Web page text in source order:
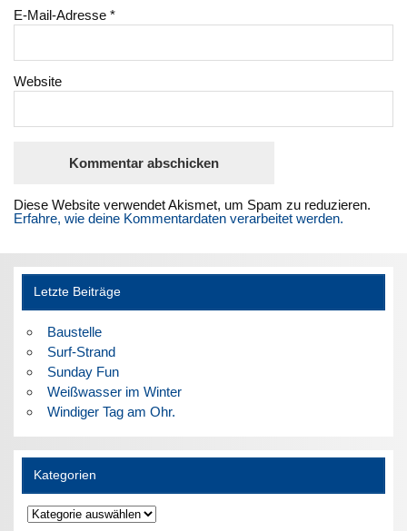
E-Mail-Adresse*
Website
Diese Website verwendet Akismet, um Spam zu reduzieren.
Erfahre, wie deine Kommentardaten verarbeitet werden.
Letzte Beiträge
Baustelle
Surf-Strand
Sunday Fun
Weißwasser im Winter
Windiger Tag am Ohr.
Kategorien
Kategorien